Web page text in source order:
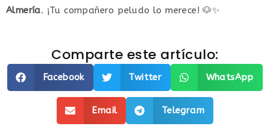
Almería. ¡Tu compañero peludo lo merece! 🐶✨
Comparte este artículo:
Facebook Twitter WhatsApp
Email Telegram